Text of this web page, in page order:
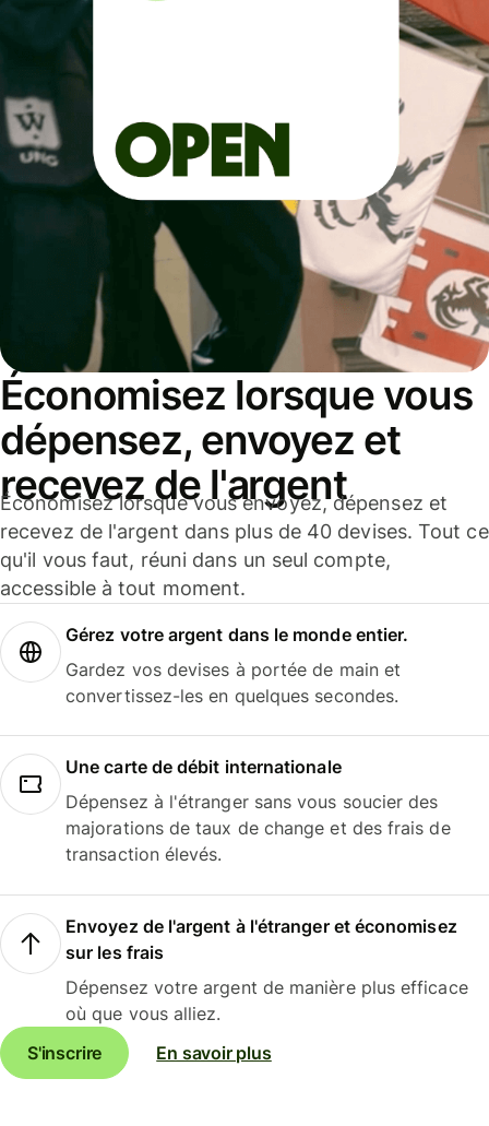
Économisez lorsque vous
dépensez, envoyez et
recevez de l'argent
Économisez lorsque vous envoyez, dépensez et
recevez de l'argent dans plus de 40 devises. Tout ce
qu'il vous faut, réuni dans un seul compte,
accessible à tout moment.
Gérez votre argent dans le monde entier.
Gardez vos devises à portée de main et
convertissez-les en quelques secondes.
Une carte de débit internationale
Dépensez à l'étranger sans vous soucier des
majorations de taux de change et des frais de
transaction élevés.
Envoyez de l'argent à l'étranger et économisez
sur les frais
Dépensez votre argent de manière plus efficace
où que vous alliez.
S'inscrire
En savoir plus